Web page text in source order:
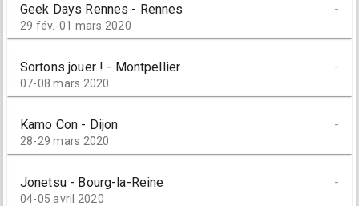
Geek Days Rennes - Rennes
29 fév.-01 mars 2020
-
Sortons jouer ! - Montpellier
07-08 mars 2020
-
Kamo Con - Dijon
28-29 mars 2020
-
Jonetsu - Bourg-la-Reine
04-05 avril 2020
-